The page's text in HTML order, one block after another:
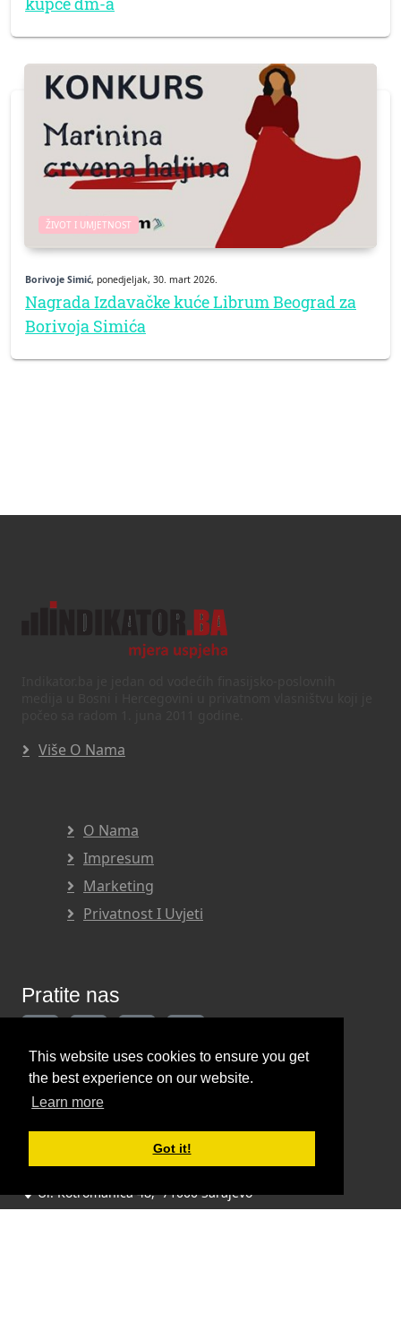
This website uses cookies to ensure you get
the best experience on our website.
Learn more
Got it!
ŽIVOT I UMJETNOST
Borivoje Simić, ponedjeljak, 30. mart 2026.
Nagrada Izdavačke kuće Librum Beograd za
Borivoja Simića
Više O Nama
O Nama
Impresum
Marketing
Privatnost I Uvjeti
Pratite nas
Kontaktirajte nas
INDIKATOR d.o.o.
Ul. Kotromanića 48, 71000 Sarajevo